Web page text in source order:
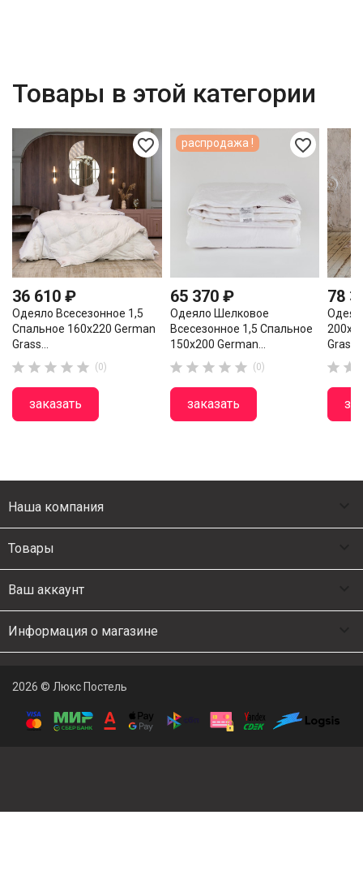
Товары в этой категории
favorite_border
36 610 ₽
Одеяло Всесезонное 1,5
Спальное 160х220 German
Grass...
     (0)
заказать
favorite_border
65 370 ₽
Одеяло Шелковое
Всесезонное 1,5 Спальное
150х200 German...
     (0)
заказать
распродажа !
78
Grass
 
Наша компания
Товары
Ваш аккаунт
Информация о магазине
2026 © Люкс Постель